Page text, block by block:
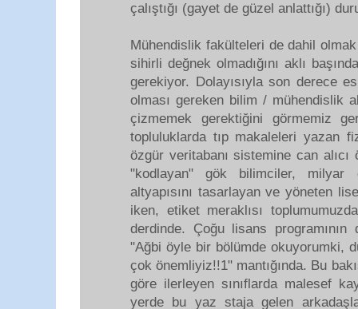
çalıştığı (gayet de güzel anlattığı)
Mühendislik fakülteleri de dahil
sihirli değnek olmadığını aklı
gerekiyor. Dolayısıyla son derece
olması gereken bilim / mühendislik
çizmemek gerektiğini görmemiz
topluluklarda tıp makaleleri yazan
özgür veritabanı sistemine can
"kodlayan" gök bilimciler, milyar
altyapısını tasarlayan ve yöneten
iken, etiket meraklısı
derdinde. Çoğu lisans programının
"Ağbi öyle bir bölümde okuyorumki,
çok önemliyiz!!1" mantığında. Bu
göre ilerleyen sınıflarda malesef
yerde bu yaz staja gelen